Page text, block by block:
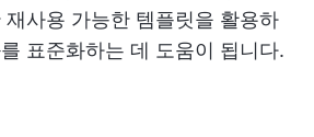
재사용 가능한 템플릿을 활용하
표준화하는 데 도움이 됩니다.